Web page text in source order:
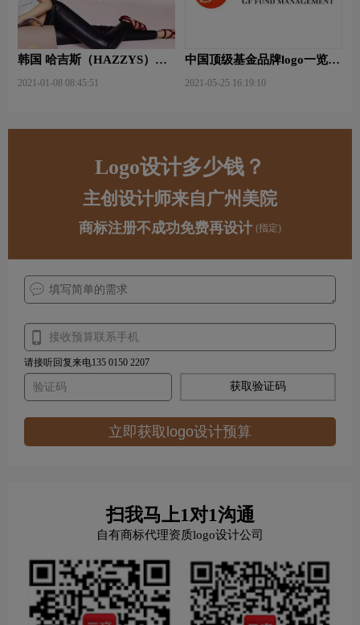
韩国 哈吉斯（HAZZYS）品
2021-01-08 08:45:51
中国顶级基金品牌logo一览：
2021-05-25 16:19:10
Logo设计多少钱？
主创设计师来自广州美院
商标注册不成功免费再设计 (指定)
请接听回复来电135 0150 2207
获取验证码
立即获取logo设计预算
扫我马上1对1沟通
自有商标代理资质logo设计公司